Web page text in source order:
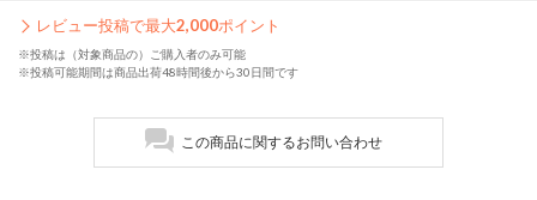
レビュー投稿で最大2,000ポイント
※投稿は（対象商品の）ご購入者のみ可能
※投稿可能期間は商品出荷48時間後から30日間です
この商品に関するお問い合わせ